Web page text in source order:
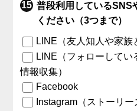
普段利用しているSNS
ください（3つまで）
LINE（友人知人や家族
LINE（フォローして
情報収集）
Facebook
Instagram（ストーリ